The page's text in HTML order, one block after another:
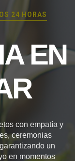
24 HORAS
EN
con empatía y
ceremonias
un
en momentos